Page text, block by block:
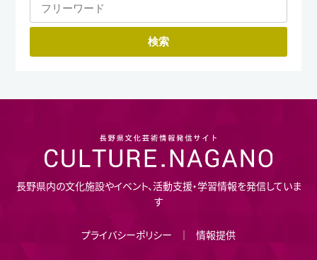
長野県内の文化施設やイベント、活動支援・学習情報を発信していま
す
プライバシーポリシー 情報提供